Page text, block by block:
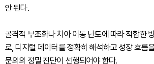
안 된다.
골격적 부조화나 치아 이동 난도에 따라 적합한
로, 디지털 데이터를 정확히 해석하고 성장 흐름
문의의 정밀 진단이 선행되어야 한다.